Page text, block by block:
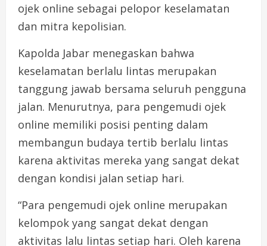
ojek online sebagai pelopor keselamatan
dan mitra kepolisian.
Kapolda Jabar menegaskan bahwa
keselamatan berlalu lintas merupakan
tanggung jawab bersama seluruh pengguna
jalan. Menurutnya, para pengemudi ojek
online memiliki posisi penting dalam
membangun budaya tertib berlalu lintas
karena aktivitas mereka yang sangat dekat
dengan kondisi jalan setiap hari.
“Para pengemudi ojek online merupakan
kelompok yang sangat dekat dengan
aktivitas lalu lintas setiap hari. Oleh karena